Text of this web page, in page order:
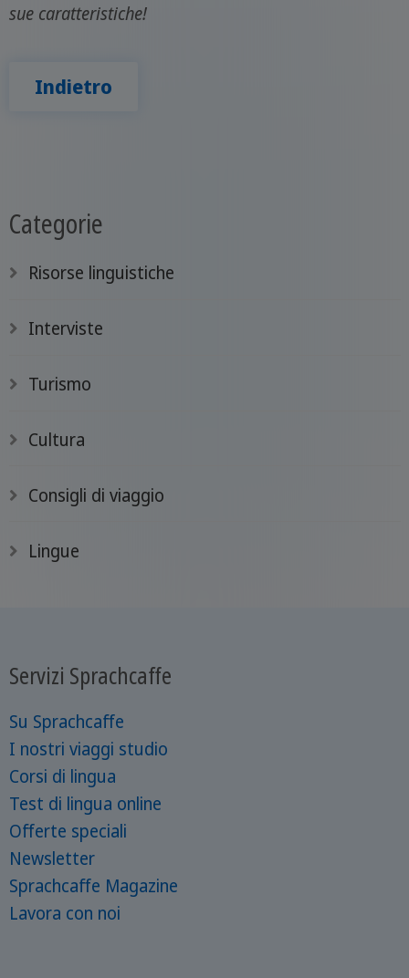
sue caratteristiche!
Indietro
Categorie
Risorse linguistiche
Interviste
Turismo
Cultura
Consigli di viaggio
Lingue
Servizi Sprachcaffe
Su Sprachcaffe
I nostri viaggi studio
Corsi di lingua
Test di lingua online
Offerte speciali
Newsletter
Sprachcaffe Magazine
Lavora con noi